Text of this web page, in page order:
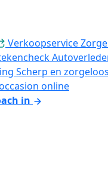
Verkoopservice
Scherp en
online
in